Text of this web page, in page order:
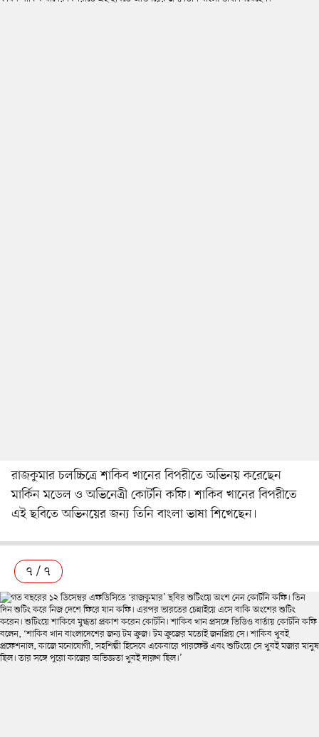
রাজকুমার চলচ্চিত্রে শাকিব খানের বিপরীতে অভিনয় করেছেন
মার্কিন মডেল ও অভিনেত্রী কোর্টনি কফি। শাকিব খানের বিপরীতে
এই ছবিতে অভিনয়ের জন্য তিনি বাংলা ভাষা শিখেছেন।
৭ / ৭